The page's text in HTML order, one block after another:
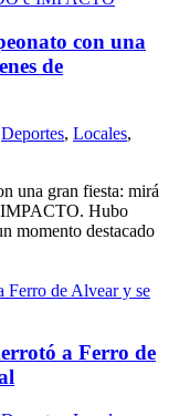
con una
de
Deportes, Locales,
una gran fiesta: mirá
IMPACTO. Hubo
momento destacado
a Ferro de